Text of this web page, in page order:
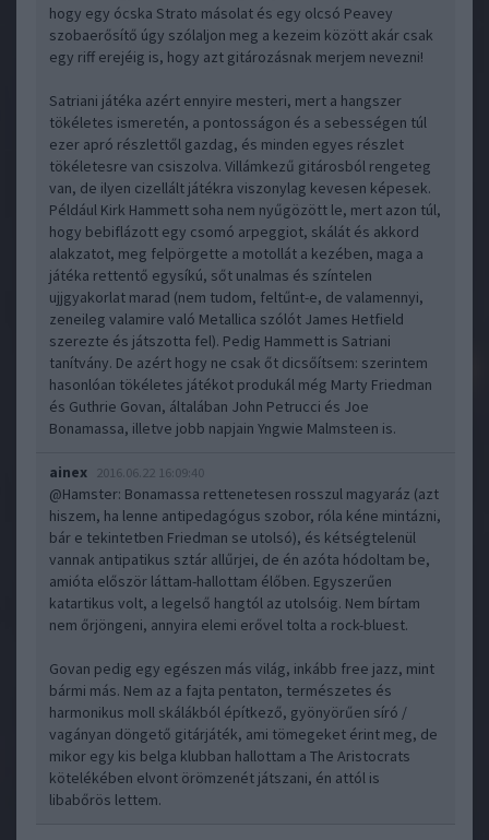
hogy egy ócska Strato másolat és egy olcsó Peavey
szobaerősítő úgy szólaljon meg a kezeim között akár csak
egy riff erejéig is, hogy azt gitározásnak merjem nevezni!
Satriani játéka azért ennyire mesteri, mert a hangszer
tökéletes ismeretén, a pontosságon és a sebességen túl
ezer apró részlettől gazdag, és minden egyes részlet
tökéletesre van csiszolva. Villámkezű gitárosból rengeteg
van, de ilyen cizellált játékra viszonylag kevesen képesek.
Például Kirk Hammett soha nem nyűgözött le, mert azon túl,
hogy bebiflázott egy csomó arpeggiot, skálát és akkord
alakzatot, meg felpörgette a motollát a kezében, maga a
játéka rettentő egysíkú, sőt unalmas és színtelen
ujjgyakorlat marad (nem tudom, feltűnt-e, de valamennyi,
zeneileg valamire való Metallica szólót James Hetfield
szerezte és játszotta fel). Pedig Hammett is Satriani
tanítvány. De azért hogy ne csak őt dicsőítsem: szerintem
hasonlóan tökéletes játékot produkál még Marty Friedman
és Guthrie Govan, általában John Petrucci és Joe
Bonamassa, illetve jobb napjain Yngwie Malmsteen is.
ainex 2016.06.22 16:09:40
@Hamster: Bonamassa rettenetesen rosszul magyaráz (azt
hiszem, ha lenne antipedagógus szobor, róla kéne mintázni,
bár e tekintetben Friedman se utolsó), és kétségtelenül
vannak antipatikus sztár allűrjei, de én azóta hódoltam be,
amióta először láttam-hallottam élőben. Egyszerűen
katartikus volt, a legelső hangtól az utolsóig. Nem bírtam
nem őrjöngeni, annyira elemi erővel tolta a rock-bluest.
Govan pedig egy egészen más világ, inkább free jazz, mint
bármi más. Nem az a fajta pentaton, természetes és
harmonikus moll skálákból építkező, gyönyörűen síró /
vagányan döngető gitárjáték, ami tömegeket érint meg, de
mikor egy kis belga klubban hallottam a The Aristocrats
kötelékében elvont örömzenét játszani, én attól is
libabőrös lettem.